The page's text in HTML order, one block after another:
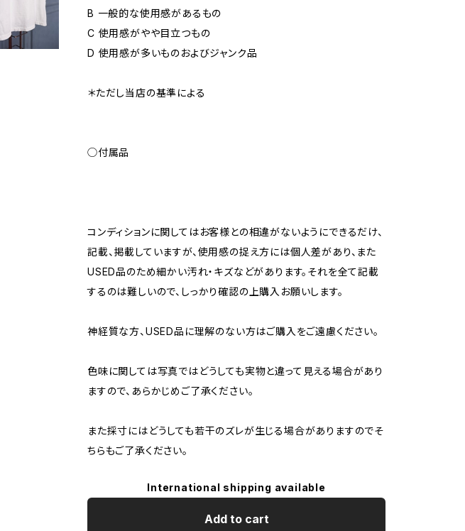
B 一般的な使用感があるもの
C 使用感がやや目立つもの
D 使用感が多いものおよびジャンク品
＊ただし当店の基準による
◯付属品
コンディションに関してはお客様との相違がないようにできるだけ、
記載、掲載していますが、使用感の捉え方には個人差があり、また
USED品のため細かい汚れ・キズなどがあります。それを全て記載
するのは難しいので、しっかり確認の上購入お願いします。
神経質な方、USED品に理解のない方はご購入をご遠慮ください。
色味に関しては写真ではどうしても実物と違って見える場合があり
ますので、あらかじめご了承ください。
また採寸にはどうしても若干のズレが生じる場合がありますのでそ
ちらもご了承ください。
International shipping available
Add to cart